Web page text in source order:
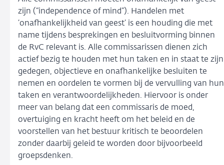
zijn (“independence of mind”). Handelen met
‘onafhankelijkheid van geest’ is een houding die met
name tijdens besprekingen en besluitvorming binnen
de RvC relevant is. Alle commissarissen dienen zich
actief bezig te houden met hun taken en in staat te zijn
gedegen, objectieve en onafhankelijke besluiten te
nemen en oordelen te vormen bij de vervulling van hun
taken en verantwoordelijkheden. Hiervoor is onder
meer van belang dat een commissaris de moed,
overtuiging en kracht heeft om het beleid en de
voorstellen van het bestuur kritisch te beoordelen
zonder daarbij geleid te worden door bijvoorbeeld
groepsdenken.